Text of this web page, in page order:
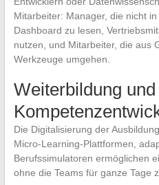
Mitarbeiter: Manager, die nicht
Dashboard zu lesen,
nutzen, und Mitarbeiter, die aus
Werkzeuge umgehen.
Weiterbildung und
Die Digitalisierung der
Micro-Learning-Plattformen,
Berufssimulatoren ermöglichen
ohne die Teams für ganze Tage